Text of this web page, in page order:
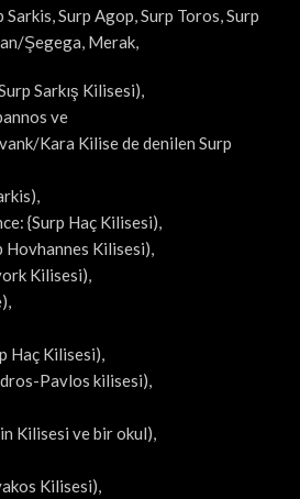
Sarkis, Surp Agop, Surp Toros, Surp
Şegega, Merak,
Sarkış Kilisesi),
ve
Kara Kilise de denilen Surp
{Surp Haç Kilisesi),
Hovhannes Kilisesi),
Kilisesi),
Haç Kilisesi),
Pavlos kilisesi),
Kilisesi ve bir okul),
Kilisesi),